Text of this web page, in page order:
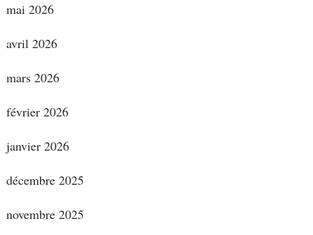
mai 2026
avril 2026
mars 2026
février 2026
janvier 2026
décembre 2025
novembre 2025